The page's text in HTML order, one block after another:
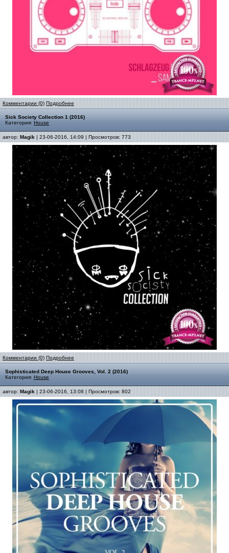
Комментарии (0) Подробнее
Sick Society Collection 1 (2016)
Категория: House
автор: Magik | 23-06-2016, 14:09 | Просмотров: 773
Комментарии (0) Подробнее
Sophisticated Deep House Grooves, Vol. 2 (2016)
Категория: House
автор: Magik | 23-06-2016, 13:08 | Просмотров: 802